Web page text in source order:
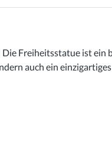
Freiheitsstatue ist ein
auch ein